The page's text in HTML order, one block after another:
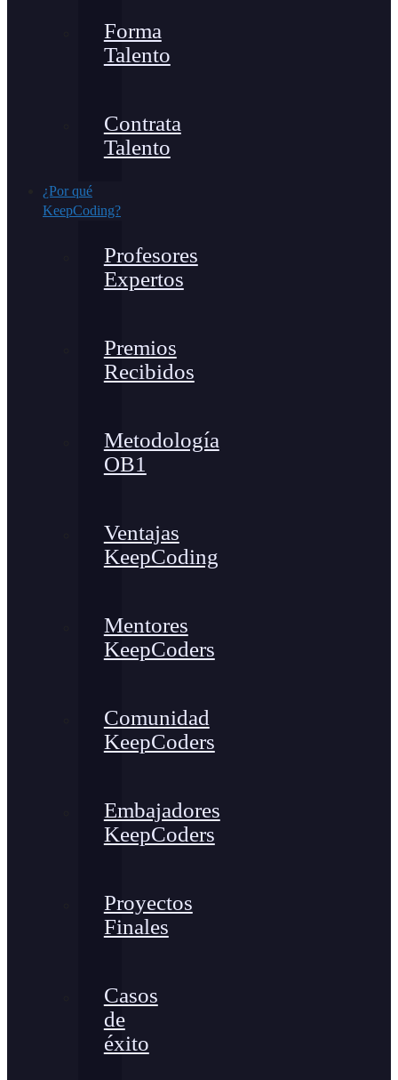
Forma
Talento
Contrata
Talento
¿Por qué
KeepCoding?
Profesores
Expertos
Premios
Recibidos
Metodología
OB1
Ventajas
KeepCoding
Mentores
KeepCoders
Comunidad
KeepCoders
Embajadores
KeepCoders
Proyectos
Finales
Casos
de
éxito